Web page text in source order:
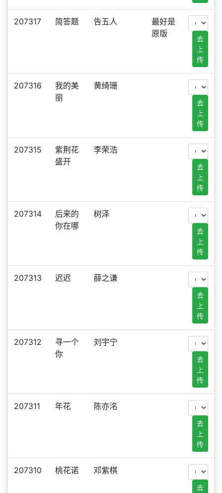
207317 简答题 告五人
最好是
原版
去
上
传
207316
我的美
丽
黄绮珊
去
上
传
207315
紫荆花
盛开
李荣浩
去
上
传
207314
后来的
你在哪
树泽
去
上
传
207313 迟迟 薛之谦
去
上
传
207312
寻一个
你
刘宇宁
去
上
传
207311 年花 陈亦洺
去
上
传
207310 桃花诺 邓紫棋
去